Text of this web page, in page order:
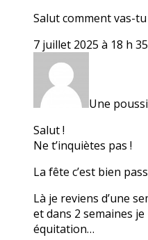
Salut comment vas-tu
7 juillet 2025 à 18 h
Une
Salut !
Ne t’inquiètes pas !
La fête c’est bien
Là je reviens d’une
et dans 2 semaines
équitation…